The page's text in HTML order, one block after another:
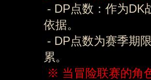
- DP点数：作为DK
依据。
- DP点数为赛季期
累。
※ 当冒险联赛的角